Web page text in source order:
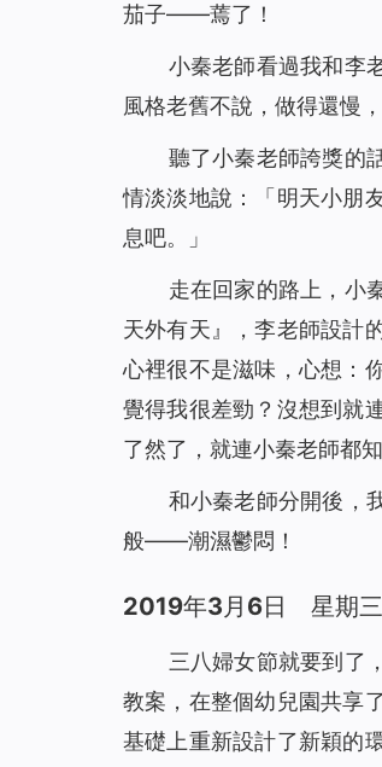
茄子——蔫了！
小秦老師看過我和李
風格老舊不說，做得還慢
聽了小秦老師誇獎的
情淡淡地說：「明天小朋
息吧。」
走在回家的路上，小
天外有天』，李老師設計
心裡很不是滋味，心想：
覺得我很差勁？沒想到就
了然了，就連小秦老師都
和小秦老師分開後，
般——潮濕鬱悶！
2019年3月6日 星期
三八婦女節就要到了
教案，在整個幼兒園共享
基礎上重新設計了新穎的